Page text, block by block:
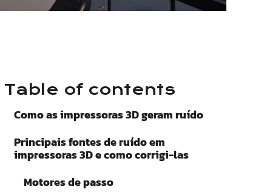
Table of contents
Como as impressoras 3D geram ruído
Principais fontes de ruído em
impressoras 3D e como corrigi-las
Motores de passo